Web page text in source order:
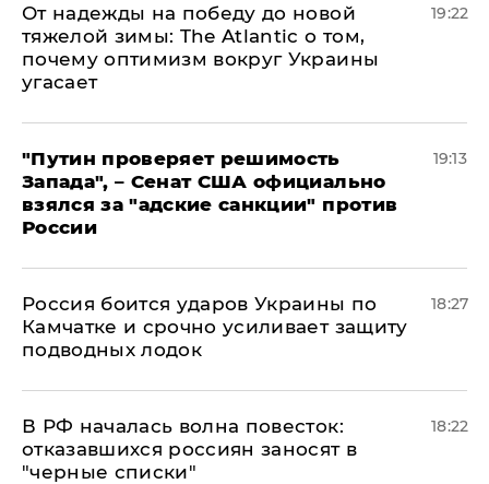
От надежды на победу до новой
тяжелой зимы: The Atlantic о том,
почему оптимизм вокруг Украины
угасает
19:22
"Путин проверяет решимость
Запада", – Сенат США официально
взялся за "адские санкции" против
России
19:13
Россия боится ударов Украины по
Камчатке и срочно усиливает защиту
подводных лодок
18:27
​В РФ началась волна повесток:
отказавшихся россиян заносят в
"черные списки"
18:22